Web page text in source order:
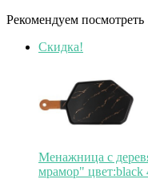
Рекомендуем посмотреть
Скидка!
Менажница с
мрамор" цвет:black